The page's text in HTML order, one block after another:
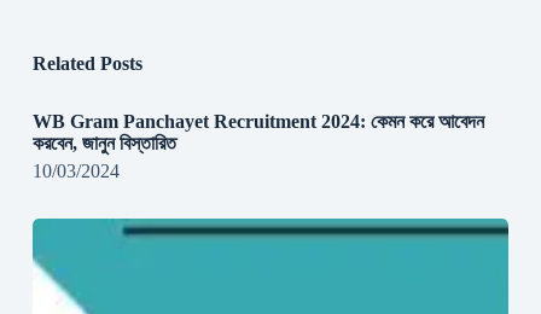
Related Posts
WB Gram Panchayet Recruitment 2024: কেমন করে আবেদন
করবেন, জানুন বিস্তারিত
10/03/2024